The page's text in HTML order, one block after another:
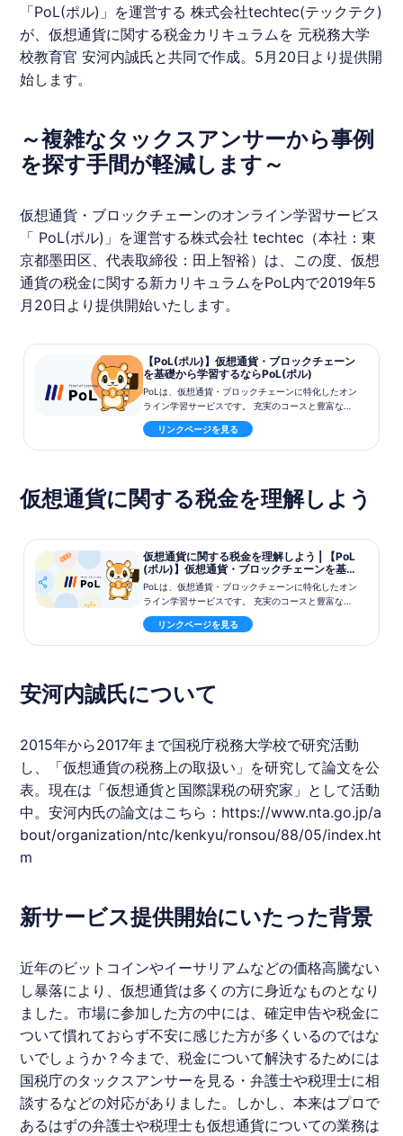
「PoL(ポル)」を運営する 株式会社techtec(テックテク)
が、仮想通貨に関する税金カリキュラムを 元税務大学
校教育官 安河内誠氏と共同で作成。5月20日より提供開
始します。
～複雑なタックスアンサーから事例
を探す手間が軽減します～
仮想通貨・ブロックチェーンのオンライン学習サービス
「​ PoL(ポル)​」を運営する株式会社techtec （本社：東
京都墨田区、代表取締役：田上智裕）は、この度、仮想
通貨の税金に関する新カリキュラムをPoL内で2019年5
月20日より提供開始いたします。
【PoL(ポル)】仮想通貨・ブロックチェーン
を基礎から学習するならPoL(ポル)
PoLは、仮想通貨・ブロックチェーンに特化したオン
ライン学習サービスです。 充実のコースと豊富なカ
リキュラムで、 あなたをDecentralizedな世界へ導
きます。リンクページを見る
仮想通貨に関する税金を理解しよう
仮想通貨に関する税金を理解しよう | 【PoL
(ポル)】仮想通貨・ブロックチェーンを基礎
から学習するならPoL(ポル)
PoLは、仮想通貨・ブロックチェーンに特化したオン
ライン学習サービスです。 充実のコースと豊富なカ
リキュラムで、 あなたをDecentralizedな世界へ導
きます。リンクページを見る
安河内誠氏について
2015年から2017年まで国税庁税務大学校で研究活動
し、「​仮想通貨の税務上の取扱い​」を研究して論文を公
表。現在は「仮想通貨と国際課税の研究家」として活動
中。安河内氏の論文はこちら： https://www.nta.go.jp/a
bout/organization/ntc/kenkyu/ronsou/88/05/index.ht
m
新サービス提供開始にいたった背景
近年の​ビットコインやイーサリアムなどの価格高騰ない
し暴落により、仮想通貨は多くの方に身近なものとなり
ました。市場に参加した方の中には、確定申告や税金に
ついて慣れておらず不安に感じた方が多くいるのではな
いでしょうか？今まで、税金について解決するためには​
国税庁のタックスアンサーを見る・弁護士や税理士に相
談するなどの対応がありました。しかし、本来はプロで
あるはずの弁護士や税理士も仮想通貨についての業務は